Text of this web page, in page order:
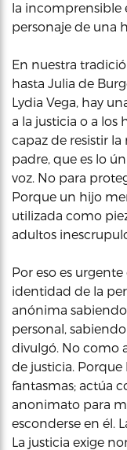
la incomprensible
personaje de una
En nuestra
hasta Julia de
Lydia Vega, hay
a la justicia o a los
capaz de resistir
padre, que es lo
voz. No para
Porque un hijo
utilizada como
adultos
Por eso es
identidad de la
anónima
personal,
divulgó. No como
de justicia.
fantasmas; actúa
anonimato para
esconderse en él.
La justicia exige